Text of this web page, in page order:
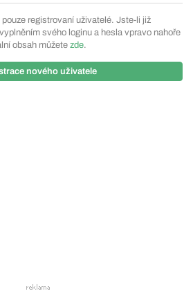
registrovaní uživatelé. Jste-li již
svého loginu a hesla vpravo nahoře
obsah můžete zde.
nového uživatele